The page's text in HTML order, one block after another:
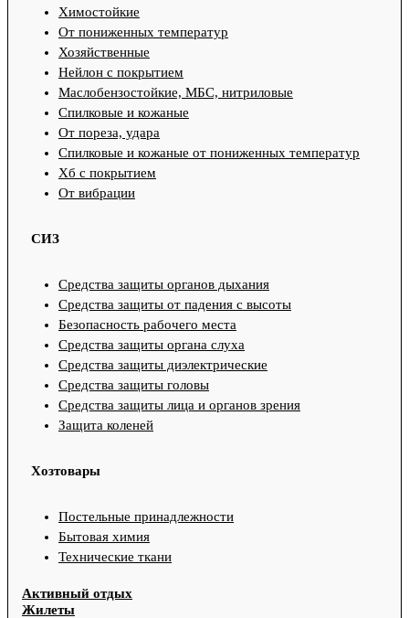
Химостойкие
От пониженных температур
Хозяйственные
Нейлон с покрытием
Маслобензостойкие, МБС, нитриловые
Спилковые и кожаные
От пореза, удара
Спилковые и кожаные от пониженных температур
Хб с покрытием
От вибрации
СИЗ
Средства защиты органов дыхания
Средства защиты от падения с высоты
Безопасность рабочего места
Средства защиты органа слуха
Средства защиты диэлектрические
Средства защиты головы
Средства защиты лица и органов зрения
Защита коленей
Хозтовары
Постельные принадлежности
Бытовая химия
Технические ткани
Активный отдых
Жилеты